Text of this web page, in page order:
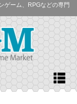
ゲーム、RPGなどの専門